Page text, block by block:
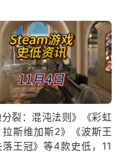
分裂：混沌法则》《彩虹
拉斯维加斯2》《波斯王
王冠》等4款史低，11